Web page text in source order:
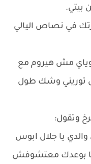
بيتي.
في نصاص اليالي
مش هيروم مع
توريني وشك طول
وتقول:
يا جلال ابوس
بوعدك معتشوفش